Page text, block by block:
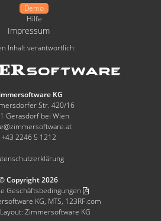
Demo
Hilfe
Impressum
Inhalt verantwortlich:
KG
Str. 420/16
Gerasdorf bei Wien
+43 2246 5 1212
Copyright 2026
Geschäftsbedingungen
KG, MTS, 123RF.com
Zimmersoftware KG